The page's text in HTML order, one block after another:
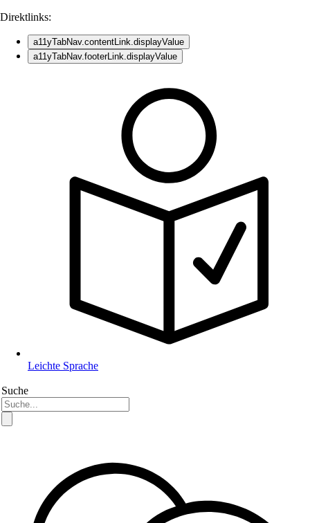
Direktlinks:
a11yTabNav.contentLink.displayValue
a11yTabNav.footerLink.displayValue
Leichte Sprache
Suche